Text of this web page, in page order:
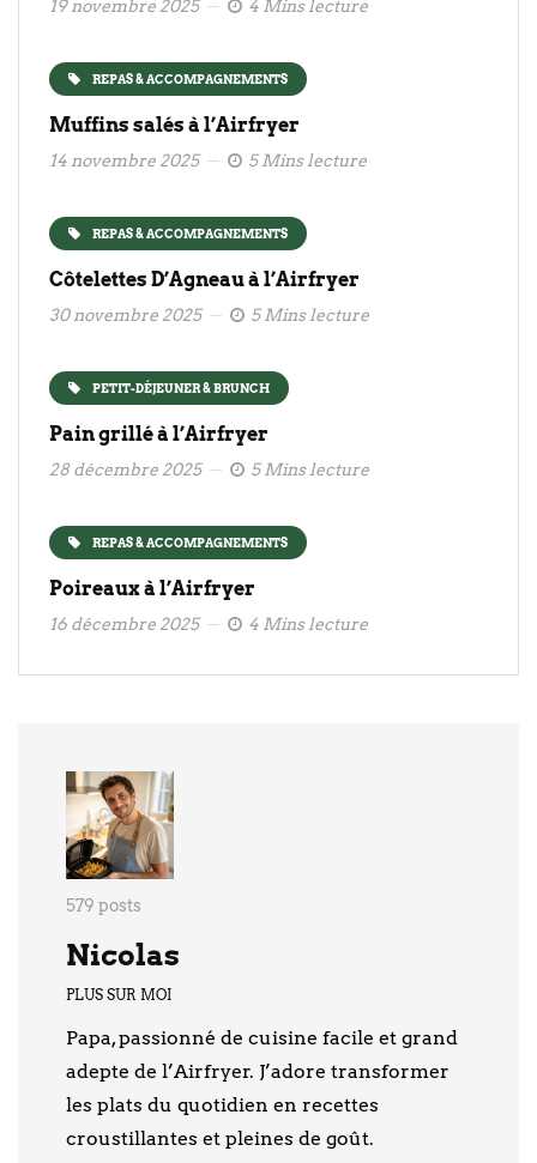
19 novembre 2025 4 Mins lecture
REPAS & ACCOMPAGNEMENTS
Muffins salés à l’Airfryer
14 novembre 2025 5 Mins lecture
REPAS & ACCOMPAGNEMENTS
Côtelettes D’Agneau à l’Airfryer
30 novembre 2025 5 Mins lecture
PETIT-DÉJEUNER & BRUNCH
Pain grillé à l’Airfryer
28 décembre 2025 5 Mins lecture
REPAS & ACCOMPAGNEMENTS
Poireaux à l’Airfryer
16 décembre 2025 4 Mins lecture
579 posts
Nicolas
PLUS SUR MOI
Papa, passionné de cuisine facile et grand
adepte de l’Airfryer. J’adore transformer
les plats du quotidien en recettes
croustillantes et pleines de goût.